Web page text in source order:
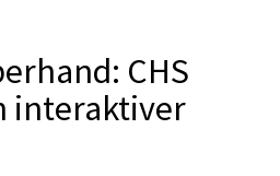
CHS
interaktiver